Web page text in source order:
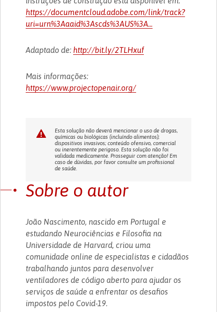
https://documentcloud.adobe.com/link/track?
uri=urn%3Aaaid%3Ascds%3AUS%3A...
Adaptado de: http://bit.ly/2TLHxuf
Mais informações:
https://www.projectopenair.org/
Esta solução não deverá mencionar o uso de drogas,
químicas ou biológicas (incluíndo alimentos);
dispositivos invasivos; conteúdo ofensivo, comercial
ou inerentemente perigoso. Esta solução não foi
validada medicamente. Prosseguir com atenção! Em
caso de dúvidas, por favor consulte um profissional
de saúde.
Sobre o autor
João Nascimento, nascido em Portugal e
estudando Neurociências e Filosofia na
Universidade de Harvard, criou uma
comunidade online de especialistas e cidadãos
trabalhando juntos para desenvolver
ventiladores de código aberto para ajudar os
serviços de saúde a enfrentar os desafios
impostos pelo Covid-19.